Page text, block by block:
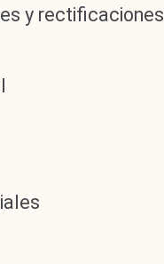
y rectificaciones